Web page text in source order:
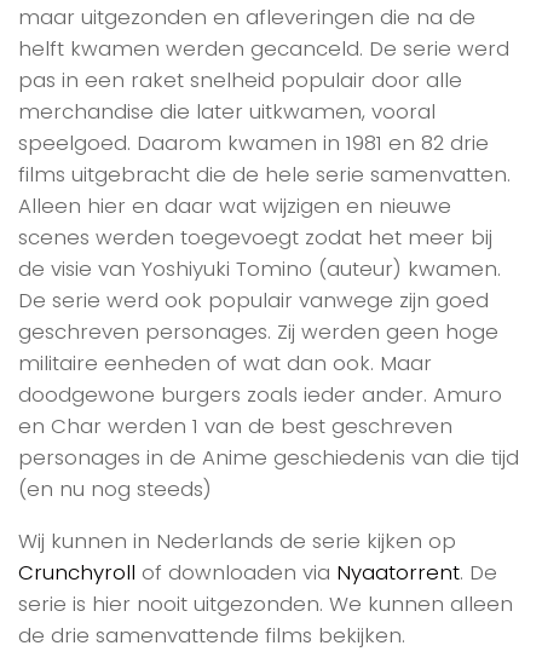
maar uitgezonden en afleveringen die na de
helft kwamen werden gecanceld. De serie werd
pas in een raket snelheid populair door alle
merchandise die later uitkwamen, vooral
speelgoed. Daarom kwamen in 1981 en 82 drie
films uitgebracht die de hele serie samenvatten.
Alleen hier en daar wat wijzigen en nieuwe
scenes werden toegevoegt zodat het meer bij
de visie van Yoshiyuki Tomino (auteur) kwamen.
De serie werd ook populair vanwege zijn goed
geschreven personages. Zij werden geen hoge
militaire eenheden of wat dan ook. Maar
doodgewone burgers zoals ieder ander. Amuro
en Char werden 1 van de best geschreven
personages in de Anime geschiedenis van die tijd
(en nu nog steeds)
Wij kunnen in Nederlands de serie kijken op
Crunchyroll of downloaden via Nyaatorrent. De
serie is hier nooit uitgezonden. We kunnen alleen
de drie samenvattende films bekijken.